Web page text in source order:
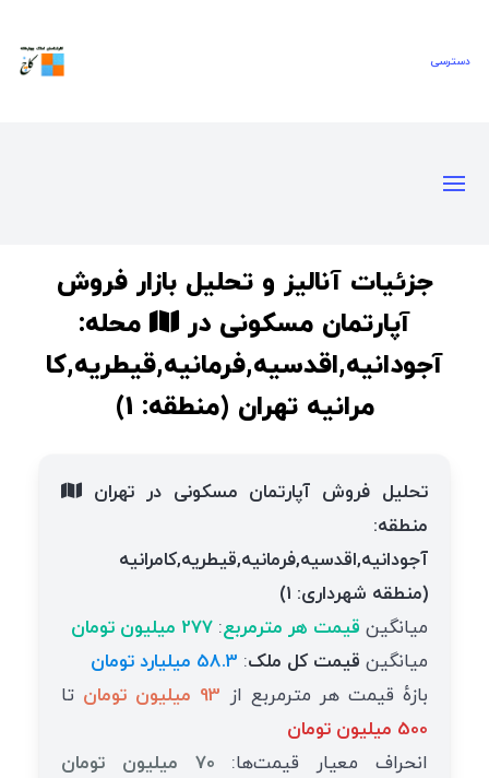
دسترسی‌
جزئیات آنالیز و تحلیل بازار فروش
آپارتمان مسکونی در
محله:
آجودانیه,اقدسیه,فرمانیه,قیطریه,کا
مرانیه تهران (منطقه: 1)
تحلیل فروش آپارتمان مسکونی در تهران
منطقه:
آجودانیه,اقدسیه,فرمانیه,قیطریه,کامرانیه
(منطقه شهرداری: 1)
میانگین قیمت هر مترمربع: 277 میلیون تومان
میانگین قیمت کل ملک: 58.3 میلیارد تومان
بازهٔ قیمت هر مترمربع از 93 میلیون تومان
تا
500 میلیون تومان
انحراف معیار قیمت‌ها: 70 میلیون تومان